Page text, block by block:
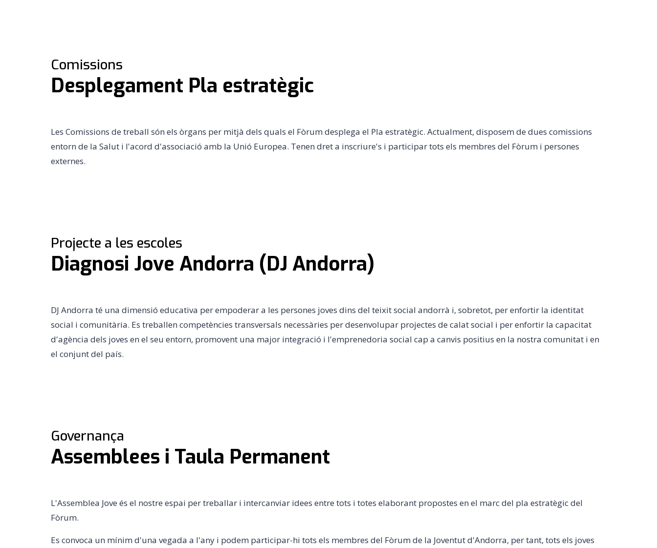
Comissions
Desplegament Pla estratègic
Les Comissions de treball són els òrgans per mitjà dels quals el Fòrum desplega el Pla estratègic. Actualment, disposem de dues comissions
entorn de la Salut i l'acord d'associació amb la Unió Europea. Tenen dret a inscriure's i participar tots els membres del Fòrum i persones
externes.
Projecte a les escoles
Diagnosi Jove Andorra (DJ Andorra)
DJ Andorra té una dimensió educativa per empoderar a les persones joves dins del teixit social andorrà i, sobretot, per enfortir la identitat
social i comunitària. Es treballen competències transversals necessàries per desenvolupar projectes de calat social i per enfortir la capacitat
d'agència dels joves en el seu entorn, promovent una major integració i l'emprenedoria social cap a canvis positius en la nostra comunitat i en
el conjunt del país.
Governança
Assemblees i Taula Permanent
L'Assemblea Jove és el nostre espai per treballar i intercanviar idees entre tots i totes elaborant propostes en el marc del pla estratègic del
Fòrum.
Es convoca un mínim d'una vegada a l'any i podem participar-hi tots els membres del Fòrum de la Joventut d'Andorra, per tant, tots els joves